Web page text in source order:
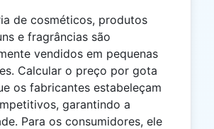
de cosméticos, produtos
e fragrâncias são
vendidos em pequenas
Calcular o preço por gota
os fabricantes estabeleçam
garantindo a
Para os consumidores, ele